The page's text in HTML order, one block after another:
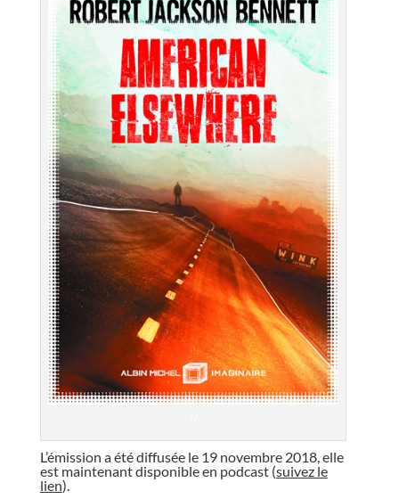
L’émission a été diffusée le 19 novembre 2018, elle
est maintenant disponible en podcast (suivez le
lien).